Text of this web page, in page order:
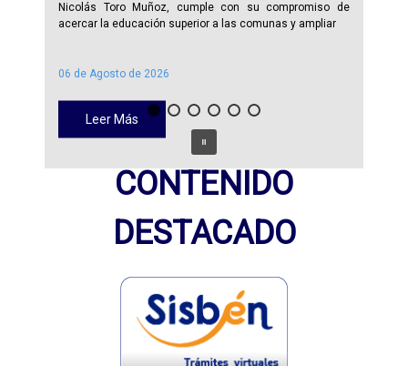
06 de Agosto de 2026
Leer Más
Nicolás Toro Muñoz, cumple con su compromiso de
acercar la educación superior a las comunas y ampliar
CONTENIDO
DESTACADO